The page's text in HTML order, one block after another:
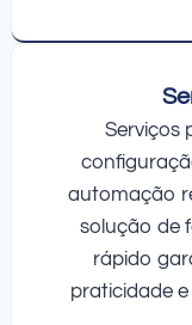
Serviços
automação
solução de
rápido
praticidade